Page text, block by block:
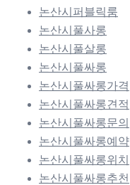
논산시퍼블릭룸
논산시풀사롱
논산시풀살롱
논산시풀싸롱
논산시풀싸롱가격
논산시풀싸롱견적
논산시풀싸롱문의
논산시풀싸롱예약
논산시풀싸롱위치
논산시풀싸롱추천